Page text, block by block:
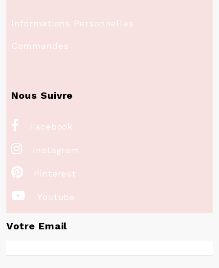
Informations Personnelles
Commandes
Nous Suivre
 Facebook
 Instagram
 Pinterest
 Youtube
Votre Email